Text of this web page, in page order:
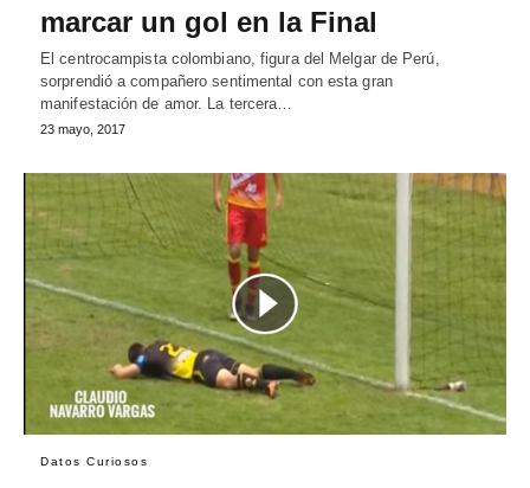
marcar un gol en la Final
El centrocampista colombiano, figura del Melgar de Perú,
sorprendió a compañero sentimental con esta gran
manifestación de amor. La tercera…
23 mayo, 2017
Datos Curiosos